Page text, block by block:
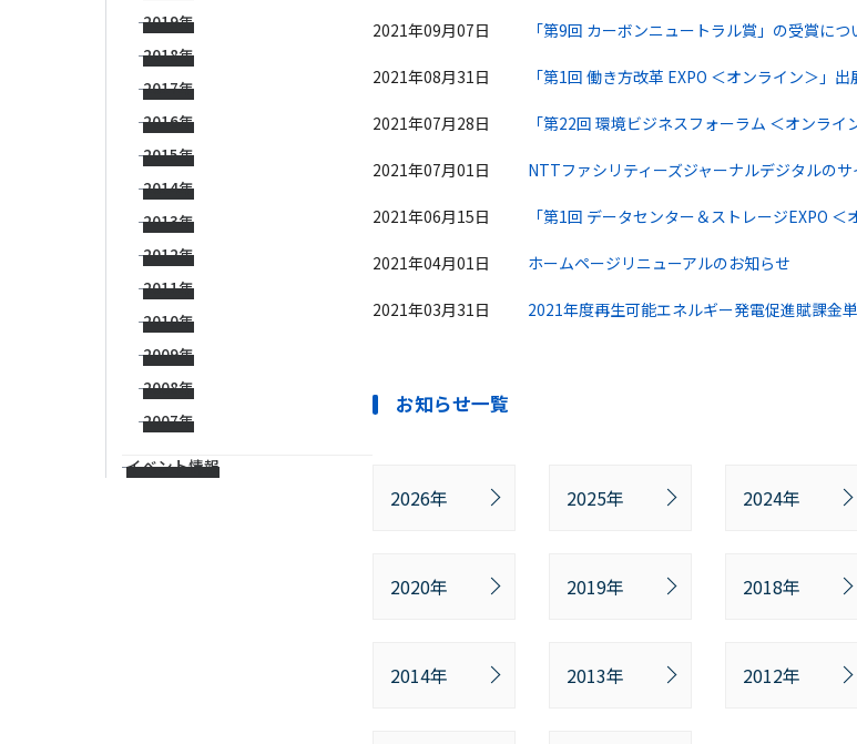
2019年
2018年
2017年
2016年
2015年
2014年
2013年
2012年
2011年
2010年
2009年
2008年
2007年
イベント情報
2021年09月07日 「第9回 カーボンニュートラル賞」の受賞につ
2021年08月31日 「第1回 働き方改革 EXPO ＜オンライン＞」
2021年07月28日 「第22回 環境ビジネスフォーラム ＜オンライ
2021年07月01日 NTTファシリティーズジャーナルデジタルの
2021年06月15日 「第1回 データセンター＆ストレージEXPO
2021年04月01日 ホームページリニューアルのお知らせ
2021年03月31日 2021年度再生可能エネルギー発電促進賦課金
お知らせ一覧
2026年 2025年 2024年
2020年 2019年 2018年
2014年 2013年 2012年